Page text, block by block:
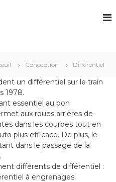
Conception Différentiel
un différentiel sur le train
1978.
essentiel au bon
aux roues arrières de
dans les courbes tout en
plus efficace. De plus, le
dans le passage de la
différents de différentiel :
à engrenages.